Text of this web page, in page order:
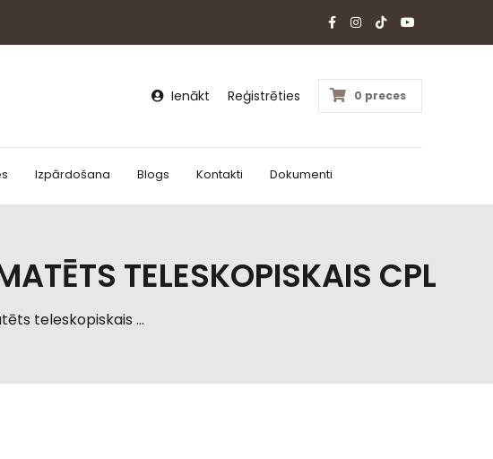
Ienākt Reģistrēties 0 preces
Izpārdošana Blogs Kontakti Dokumenti
TELESKOPISKAIS CPL
teleskopiskais ...